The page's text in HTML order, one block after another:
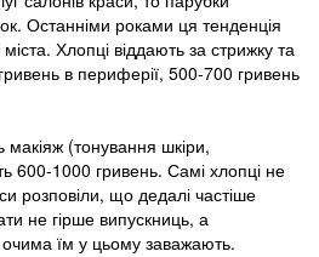
Останніми роками ця тенденція
Хлопці віддають за стрижку та
в периферії, 500-700 гривень
макіяж (тонування шкіри,
600-1000 гривень. Самі хлопці не
розповіли, що дедалі частіше
не гірше випускниць, а
очима їм у цьому заважають.